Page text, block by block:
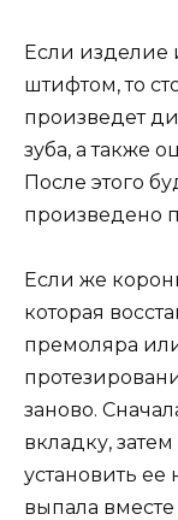
Если изделие
штифтом, то
произведет
зуба, а также
После этого
произведено
Если же
которая
премоляра
заново.
вкладку,
установить ее
выпала